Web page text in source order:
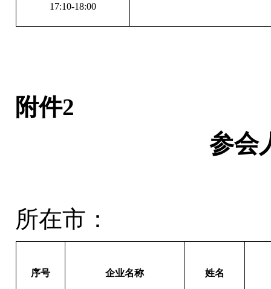
17:10-18:00
附件2
参会
所在市：
序号 企业名称 姓名